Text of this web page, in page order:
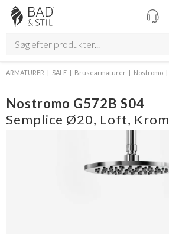
ARMATURER SALE Brusearmaturer Nostromo
Nostromo G572B S04
Semplice Ø20, Loft, Krom